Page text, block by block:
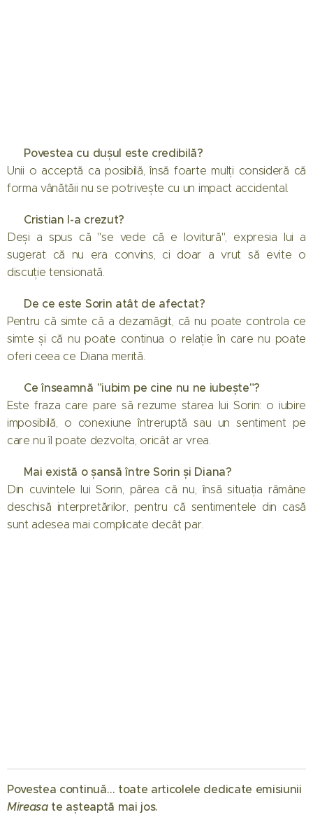
📌 Povestea cu dușul este credibilă?
Unii o acceptă ca posibilă, însă foarte mulți consideră că
forma vânătăii nu se potrivește cu un impact accidental.
📌 Cristian l-a crezut?
Deși a spus că "se vede că e lovitură", expresia lui a
sugerat că nu era convins, ci doar a vrut să evite o
discuție tensionată.
📌 De ce este Sorin atât de afectat?
Pentru că simte că a dezamăgit, că nu poate controla ce
simte și că nu poate continua o relație în care nu poate
oferi ceea ce Diana merită.
📌 Ce înseamnă "iubim pe cine nu ne iubește"?
Este fraza care pare să rezume starea lui Sorin: o iubire
imposibilă, o conexiune întreruptă sau un sentiment pe
care nu îl poate dezvolta, oricât ar vrea.
📌 Mai există o șansă între Sorin și Diana?
Din cuvintele lui Sorin, părea că nu, însă situația rămâne
deschisă interpretărilor, pentru că sentimentele din casă
sunt adesea mai complicate decât par.
Povestea continuă… toate articolele dedicate emisiunii
Mireasate așteaptă mai jos. 💖
Când
începe
Mireasa